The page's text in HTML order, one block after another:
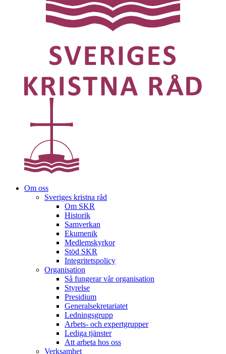
Om oss
Sveriges kristna råd
Om SKR
Historik
Samverkan
Ekumenik
Medlemskyrkor
Stöd SKR
Integritetspolicy
Organisation
Så fungerar vår organisation
Styrelse
Presidium
Generalsekretariatet
Ledningsgrupp
Arbets- och expertgrupper
Lediga tjänster
Att arbeta hos oss
Verksamhet